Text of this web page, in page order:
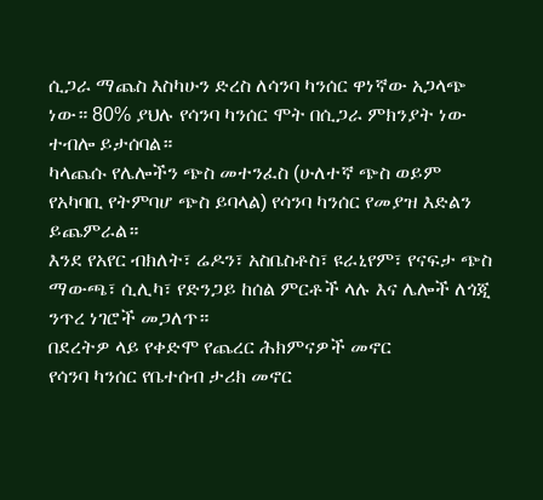
ሲጋራ ማጨስ እስካሁን ድረስ ለሳንባ ካንሰር ዋነኛው አጋላጭ
ነው። 80% ያህሉ የሳንባ ካንሰር ሞት በሲጋራ ምክንያት ነው
ተብሎ ይታሰባል።
ካላጨሱ የሌሎችን ጭስ መተንፈስ (ሁለተኛ ጭስ ወይም
የአካባቢ የትምባሆ ጭስ ይባላል) የሳንባ ካንሰር የመያዝ እድልን
ይጨምራል።
እንደ የአየር ብክለት፣ ሬዶን፣ አስቤስቶስ፣ ዩራኒየም፣ የናፍታ ጭስ
ማውጫ፣ ሲሊካ፣ የድንጋይ ከሰል ምርቶች ላሉ እና ሌሎች ለጎጂ
ንጥረ ነገሮች መጋለጥ።
በደረትዎ ላይ የቀድሞ የጨረር ሕክምናዎች መኖር
የሳንባ ካንሰር የቤተሰብ ታሪክ መኖር